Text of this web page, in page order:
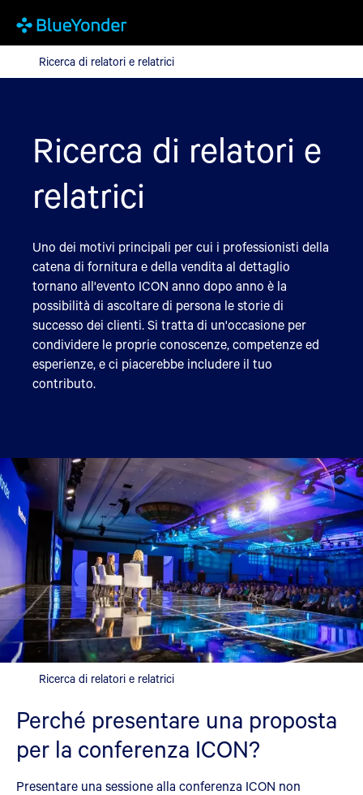
Ricerca di relatori e relatrici
Ricerca di relatori e relatrici
Ricerca di relatori e
relatrici
Uno dei motivi principali per cui i professionisti della
catena di fornitura e della vendita al dettaglio
tornano all'evento ICON anno dopo anno è la
possibilità di ascoltare di persona le storie di
successo dei clienti. Si tratta di un'occasione per
condividere le proprie conoscenze, competenze ed
esperienze, e ci piacerebbe includere il tuo
contributo.
Ricerca di relatori e relatrici
Perché presentare una proposta
per la conferenza ICON?
Presentare una sessione alla conferenza ICON non